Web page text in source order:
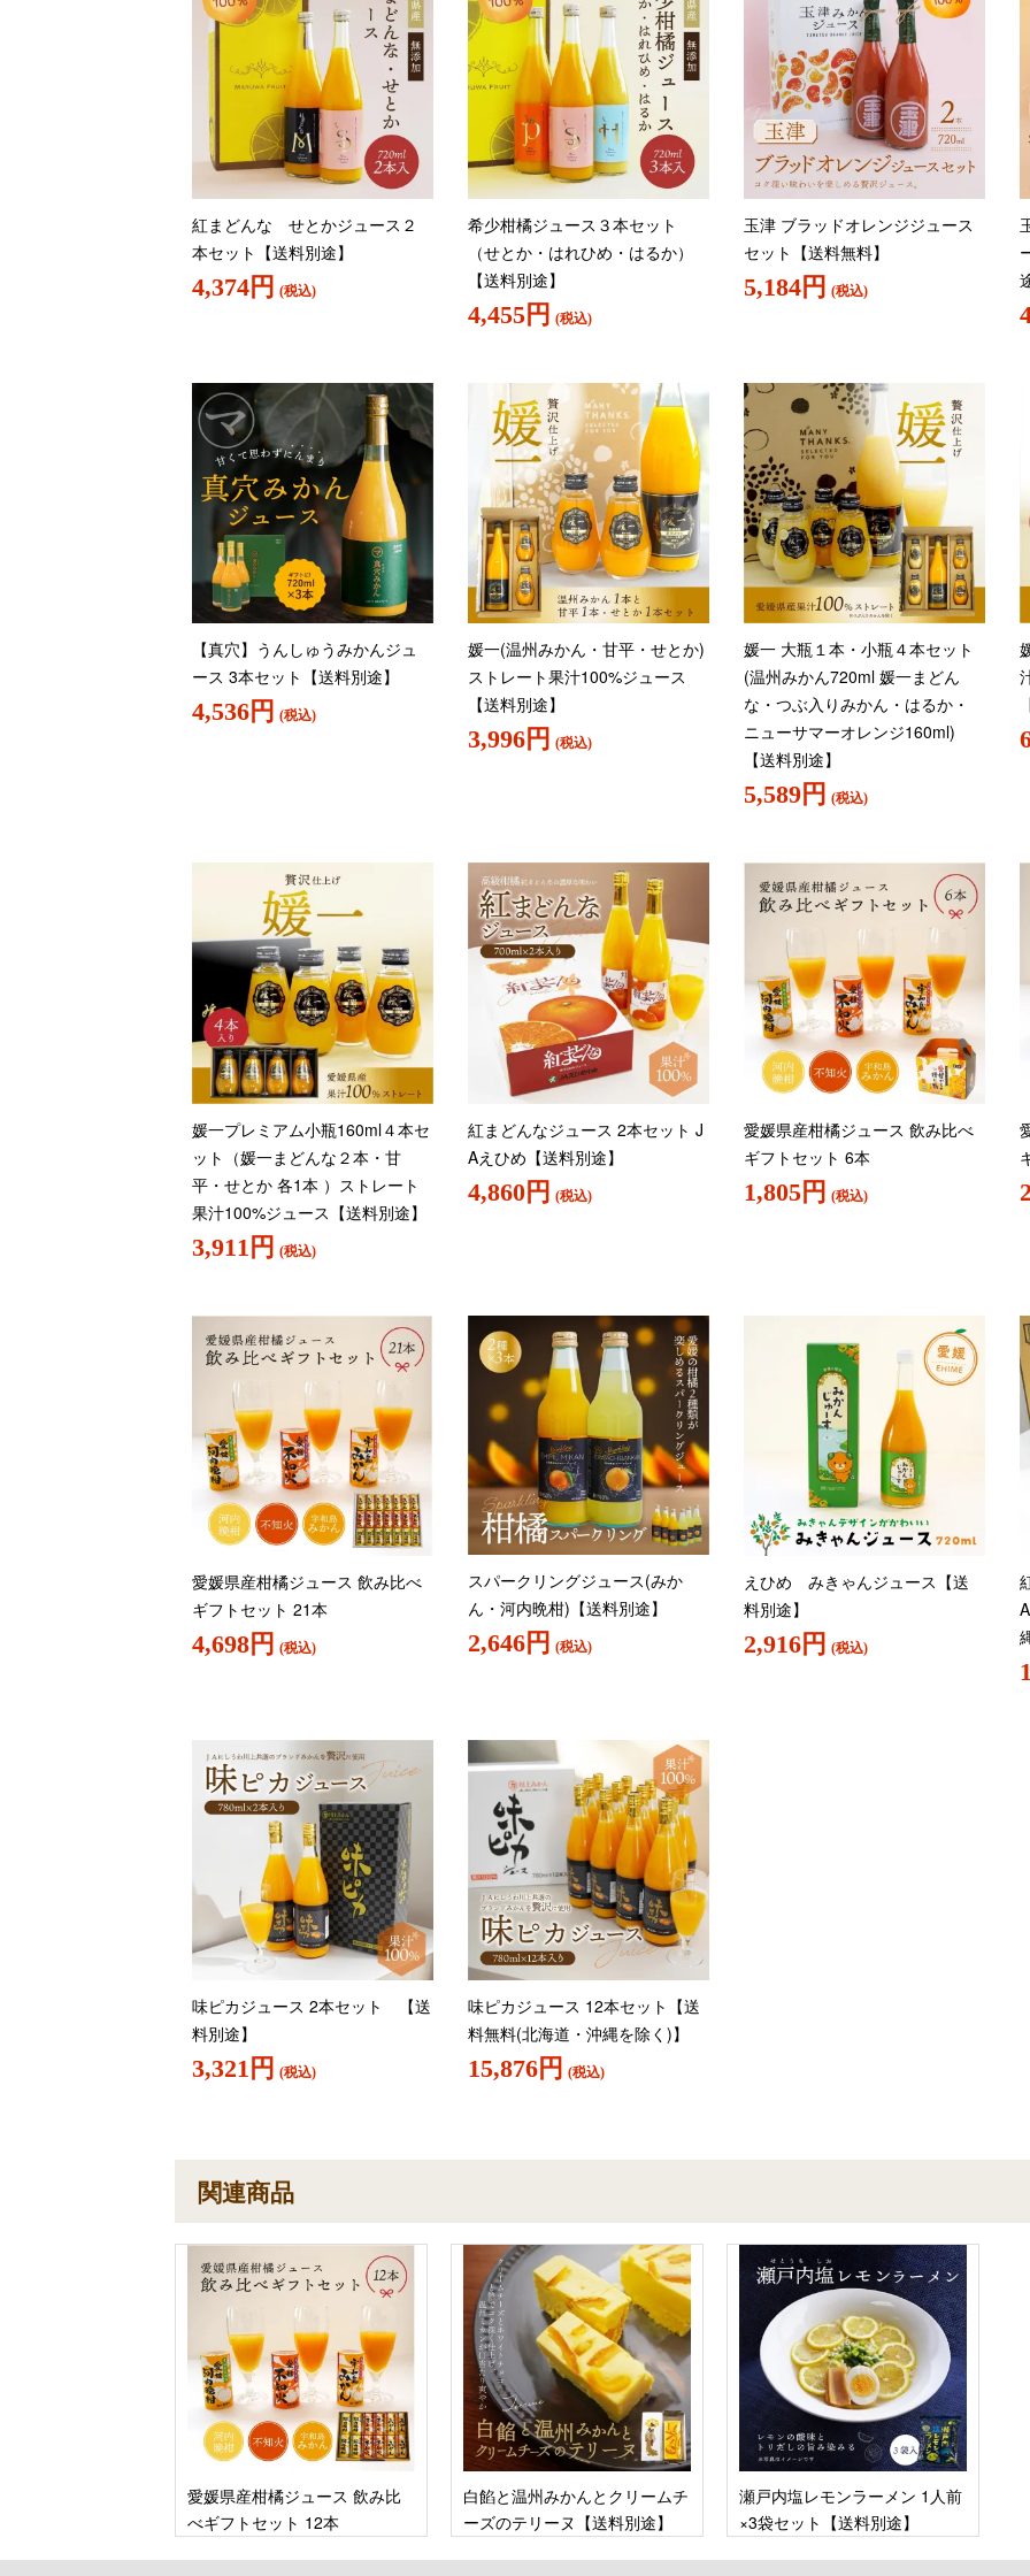
紅まどんな せとかジュース２
本セット【送料別途】
4,374円 (税込)
希少柑橘ジュース３本セット
（せとか・はれひめ・はるか）
【送料別途】
4,455円 (税込)
玉津 ブラッドオレンジジュース
セット【送料無料】
5,184円 (税込)
【真穴】うんしゅうみかんジュ
ース 3本セット【送料別途】
4,536円 (税込)
媛一(温州みかん・甘平・せとか)
ストレート果汁100%ジュース
【送料別途】
3,996円 (税込)
媛一 大瓶１本・小瓶４本セット
(温州みかん720ml 媛一まどん
な・つぶ入りみかん・はるか・
ニューサマーオレンジ160ml)
【送料別途】
5,589円 (税込)
媛一プレミアム小瓶160ml４本セ
ット（媛一まどんな２本・甘
平・せとか 各1本 ）ストレート
果汁100%ジュース【送料別途】
3,911円 (税込)
紅まどんなジュース 2本セット J
Aえひめ【送料別途】
4,860円 (税込)
愛媛県産柑橘ジュース 飲み比べ
ギフトセット 6本
1,805円 (税込)
愛媛県産柑橘ジュース 飲み比べ
ギフトセット 21本
4,698円 (税込)
スパークリングジュース(みか
ん・河内晩柑)【送料別途】
2,646円 (税込)
えひめ みきゃんジュース【送
料別途】
2,916円 (税込)
味ピカジュース 2本セット 【送
料別途】
3,321円 (税込)
味ピカジュース 12本セット【送
料無料(北海道・沖縄を除く)】
15,876円 (税込)
関連商品
愛媛県産柑橘ジュース 飲み比
べギフトセット 12本
白餡と温州みかんとクリームチ
ーズのテリーヌ【送料別途】
瀬戸内塩レモンラーメン 1人前
×3袋セット【送料別途】